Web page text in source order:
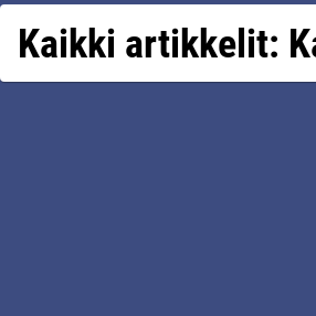
Kaikki artikkelit: